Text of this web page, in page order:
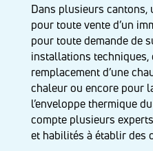
Dans plusieurs cantons,
pour toute vente d’un
pour toute demande de
installations techniques,
remplacement d’une
chaleur ou encore pour
l’enveloppe thermique
compte plusieurs
et habilités à établir des